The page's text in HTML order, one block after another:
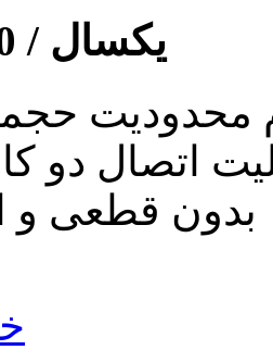
یکسال /
محدودیت
اتصال دو
بدون قطعی